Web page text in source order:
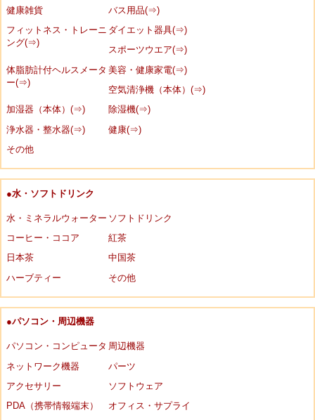
健康雑貨
バス用品(⇒)
フィットネス・トレーニ
ング(⇒)
ダイエット器具(⇒)
スポーツウエア(⇒)
体脂肪計付ヘルスメータ
ー(⇒)
美容・健康家電(⇒)
空気清浄機（本体）(⇒)
加湿器（本体）(⇒)
除湿機(⇒)
浄水器・整水器(⇒)
健康(⇒)
その他
●水・ソフトドリンク
水・ミネラルウォーター ソフトドリンク
コーヒー・ココア
紅茶
日本茶
中国茶
ハーブティー
その他
●パソコン・周辺機器
パソコン・コンピュータ 周辺機器
ネットワーク機器
パーツ
アクセサリー
ソフトウェア
PDA（携帯情報端末）
オフィス・サプライ